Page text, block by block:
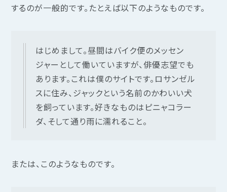
するのが一般的です。たとえば以下のようなものです。
はじめまして。昼間はバイク便のメッセン
ジャーとして働いていますが、俳優志望でも
あります。これは僕のサイトです。ロサンゼル
スに住み、ジャックという名前のかわいい犬
を飼っています。好きなものはピニャコラー
ダ、そして通り雨に濡れること。
または、このようなものです。